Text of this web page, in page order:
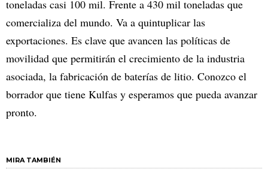
toneladas casi 100 mil. Frente a 430 mil toneladas que
comercializa del mundo. Va a quintuplicar las
exportaciones. Es clave que avancen las políticas de
movilidad que permitirán el crecimiento de la industria
asociada, la fabricación de baterías de litio. Conozco el
borrador que tiene Kulfas y esperamos que pueda avanzar
pronto.
MIRA TAMBIÉN